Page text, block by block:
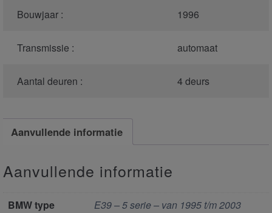
Bouwjaar : 1996
Transmissie : automaat
Aantal deuren : 4 deurs
Aanvullende informatie
Aanvullende informatie
BMW type E39 – 5 serie – van 1995 t/m 2003